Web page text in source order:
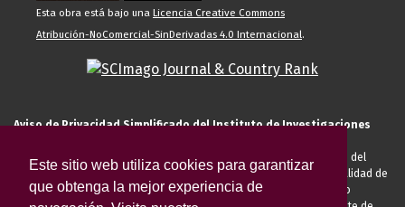
Este sitio web utiliza cookies para garantizar
que obtenga la mejor experiencia de
Esta obra está bajo una Licencia Creative Commons
Atribución-NoComercial-SinDerivadas 4.0 Internacional.
Aviso de Privacidad Simplificado del Instituto de Investigaciones
El Instituto de Investigaciones Estéticas de la UNAM, es responsable del
tratamiento de sus datos personales para el registro de usted en calidad de
alumno, docente, personal de la entidad académica, conferencista o